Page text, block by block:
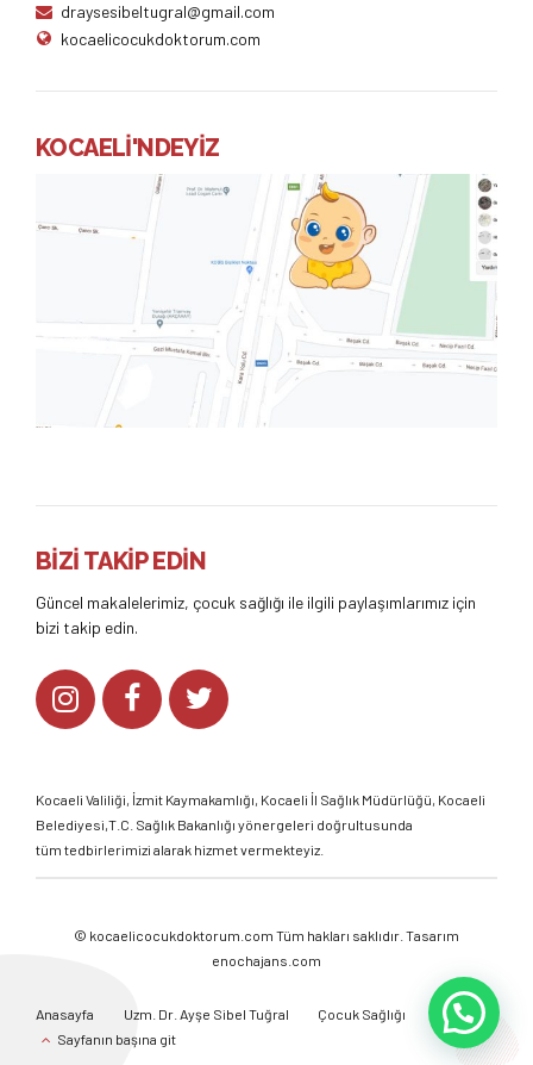
draysesibeltugral@gmail.com
kocaelicocukdoktorum.com
KOCAELİ'NDEYİZ
BİZİ TAKİP EDİN
Güncel makalelerimiz, çocuk sağlığı ile ilgili paylaşımlarımız için
bizi takip edin.
Kocaeli Valiliği, İzmit Kaymakamlığı, Kocaeli İl Sağlık Müdürlüğü, Kocaeli
Belediyesi,T.C. Sağlık Bakanlığı yönergeleri doğrultusunda
tüm tedbirlerimizi alarak hizmet vermekteyiz.
© kocaelicocukdoktorum.com Tüm hakları saklıdır. Tasarım
enochajans.com
Anasayfa Uzm. Dr. Ayşe Sibel Tuğral Çocuk Sağlığı
Galeri
Sayfanın başına git